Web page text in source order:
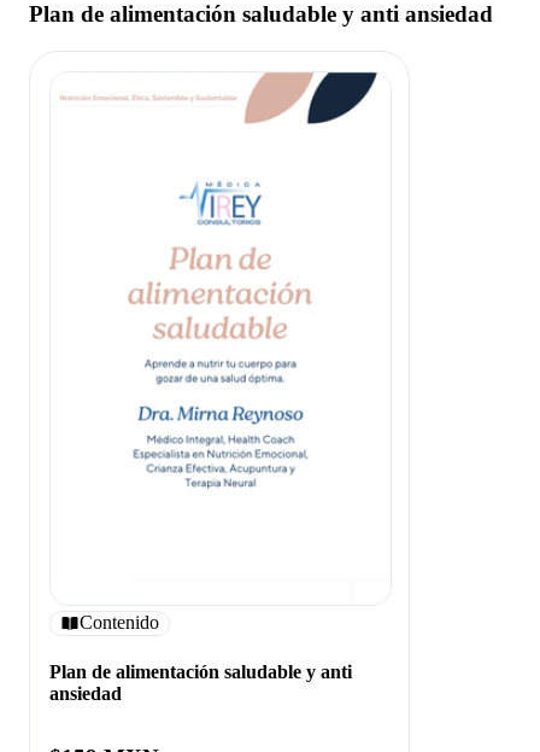
Plan de alimentación saludable y anti ansiedad
Contenido
Plan de alimentación saludable y anti
ansiedad